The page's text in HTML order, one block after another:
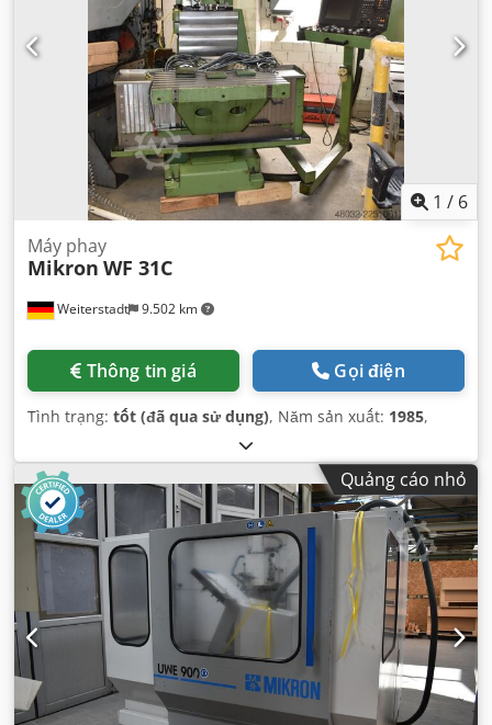
1 / 6
Weiterstadt 9.502 km
Máy phay
Mikron WF 31C
Thông tin giá Gọi điện
Tình trạng: tốt (đã qua sử dụng), Năm sản xuất: 1985,
Quảng cáo nhỏ